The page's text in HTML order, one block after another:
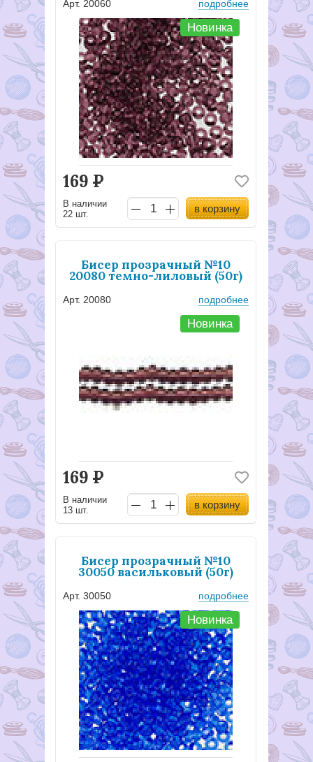
Арт. 20060 подробнее
Новинка
169 Р
В наличии
22 шт.
в корзину
Бисер прозрачный №10
20080 темно-лиловый (50г)
Арт. 20080 подробнее
Новинка
169 Р
В наличии
13 шт.
в корзину
Бисер прозрачный №10
30050 васильковый (50г)
Арт. 30050 подробнее
Новинка